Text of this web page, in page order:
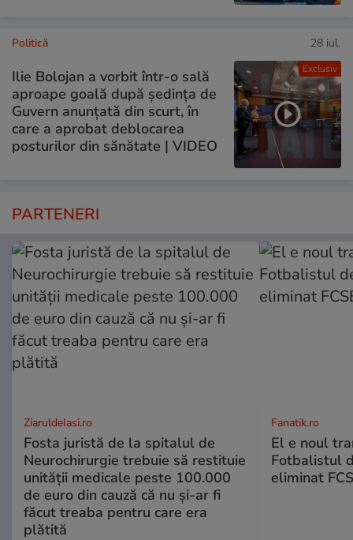
Exclusiv
Politică 28 iul.
Ilie Bolojan a vorbit într-o sală
aproape goală după ședința de
Guvern anunțată din scurt, în
care a aprobat deblocarea
posturilor din sănătate | VIDEO
PARTENERI
ZiaruldeIasi.ro
Fosta juristă de la spitalul de
Neurochirurgie trebuie să restituie
unității medicale peste 100.000
de euro din cauză că nu și-ar fi
făcut treaba pentru care era
plătită
Fanatik.ro
El e noul
Fotbalistul
eliminat